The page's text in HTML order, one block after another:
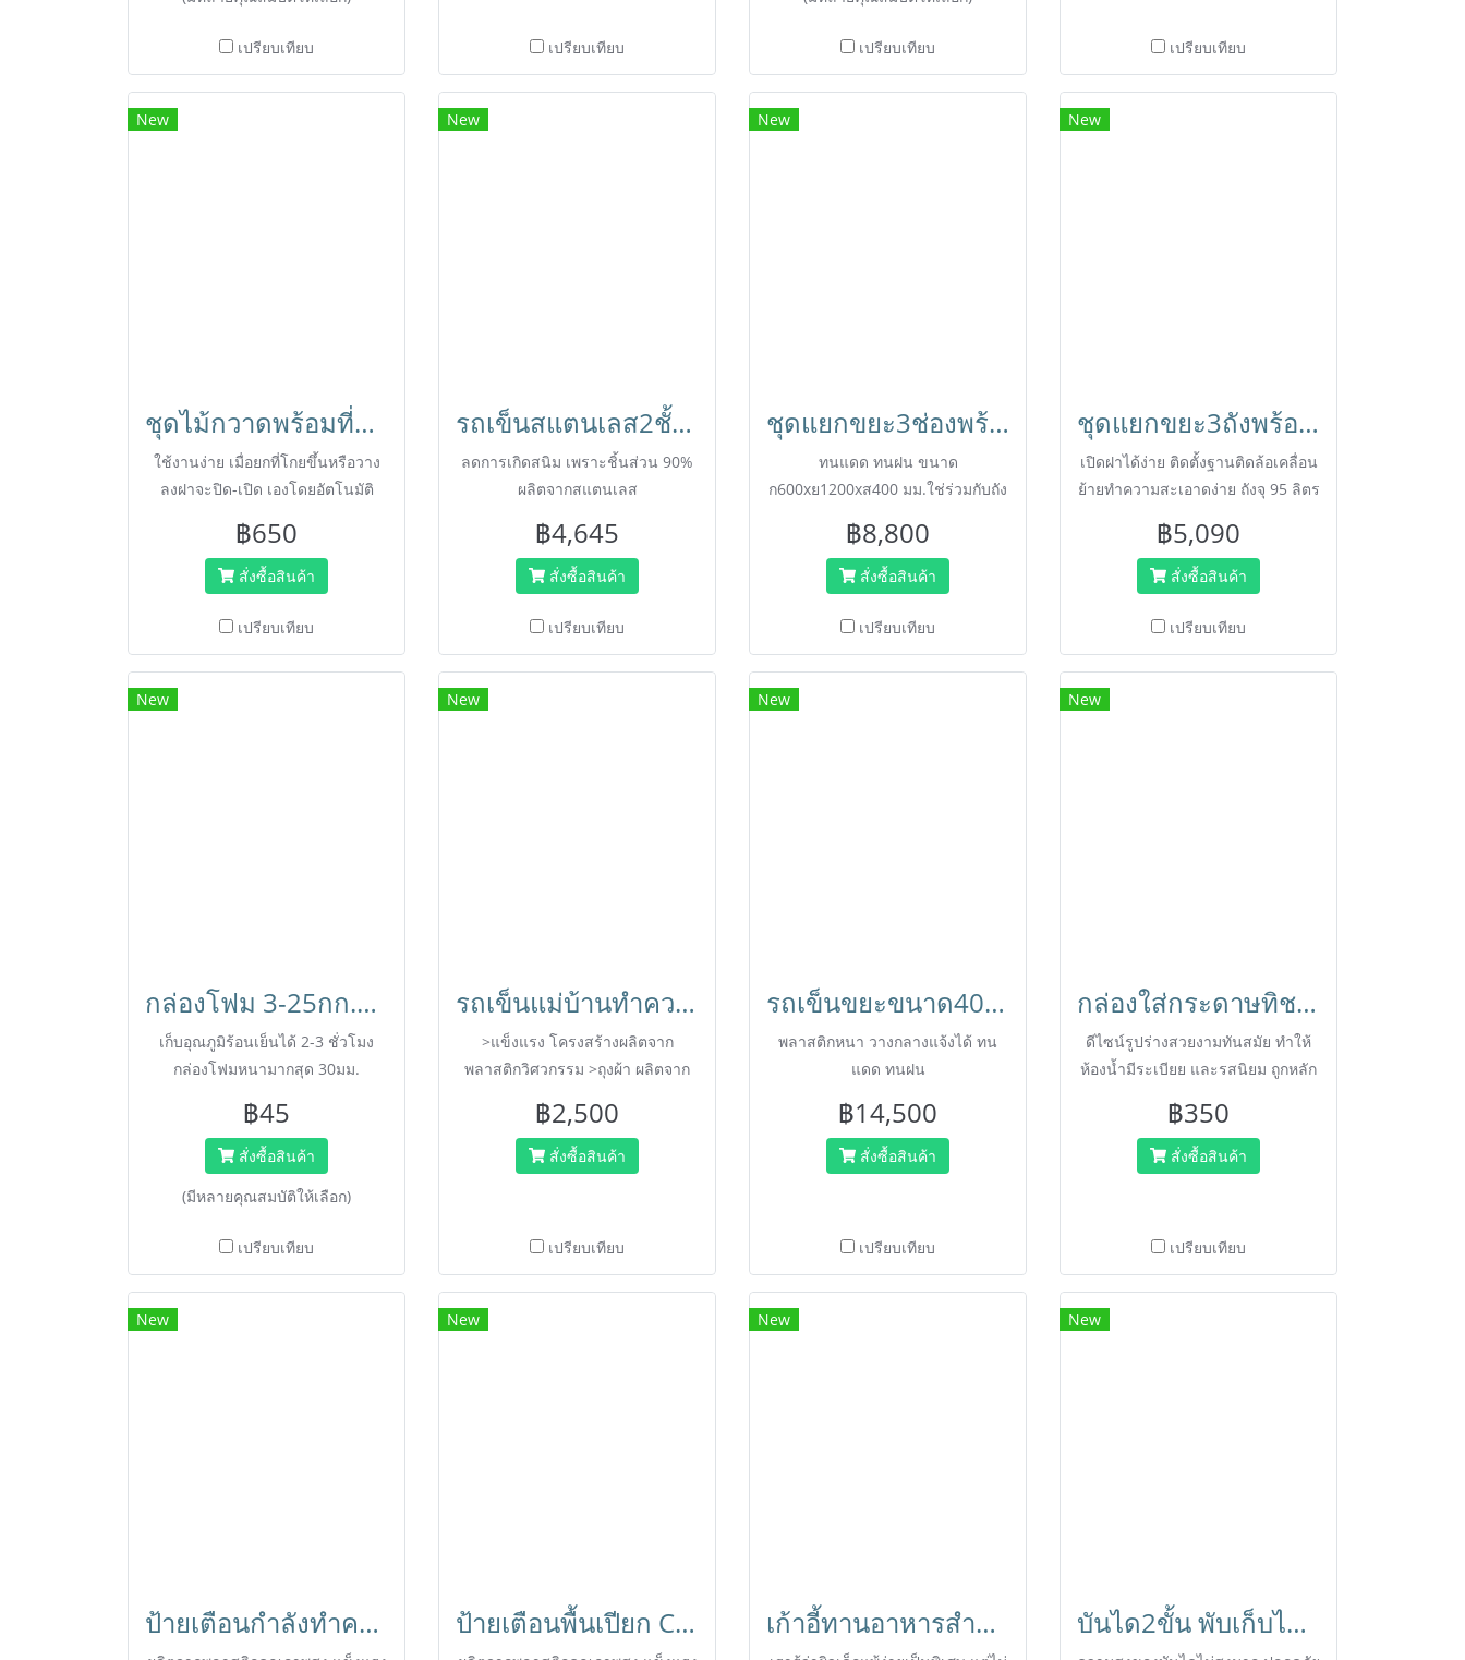
เปรียบเทียบ เปรียบเทียบ เปรียบเทียบ เปรียบเทียบ
New
ชุดไม้กวาดพร้อมที่โกยขยะมีฝาปิดอัตโนมัติ HORECAT
ใช้งานง่าย เมื่อยกที่โกยขึ้นหรือวาง
ลงฝาจะปิด-เปิด เองโดยอัตโนมัติ
฿650
สั่งซื้อสินค้า
เปรียบเทียบ
New
รถเข็นสแตนเลส2ชั้นขนาดใหญ่ 850x450x900 มม.มีที่กั้นกันของหล่น BX-M145M HORECAT
ลดการเกิดสนิม เพราะชิ้นส่วน 90%
ผลิตจากสแตนเลส
฿4,645
สั่งซื้อสินค้า
เปรียบเทียบ
New
ชุดแยกขยะ3ช่องพร้อมป้ายใช้นอกอาคารได้ โครงเหล็กพ่นสีอีพ๊อกซี่ Happy Move
ทนแดด ทนฝน ขนาด
ก600xย1200xส400 มม.ใช่ร่วมกับถัง
฿8,800
สั่งซื้อสินค้า
เปรียบเทียบ
New
ชุดแยกขยะ3ถังพร้อมป้าย ฐานติดล้อเคลื่อนย้ายได้ง่าย ถังขยะ ฐานวางถังขยะ Happy Move
เปิดฝาได้ง่าย ติดตั้งฐานติดล้อเคลื่อน
ย้ายทำความสะเอาดง่าย ถังจุ 95 ลิตร
฿5,090
สั่งซื้อสินค้า
เปรียบเทียบ
New
กล่องโฟม 3-25กก.มีฝาปิด กล่องเก็บอาหาร ลังโฟม กล่องเก็บความเย็น กล่องโฟมเก็บความเย็น กล่องลังโฟม สินค้าใหม่(มือ1)
เก็บอุณภูมิร้อนเย็นได้ 2-3 ชั่วโมง
กล่องโฟมหนามากสุด 30มม.
฿45
สั่งซื้อสินค้า
(มีหลายคุณสมบัติให้เลือก)
เปรียบเทียบ
New
รถเข็นแม่บ้านทำความสะอาด รถเข็นทำความสะอาด รถเข็นโรงแรม รถเข็นแม่บ้าน Janitor Trolley HORECAT 56398
>แข็งแรง โครงสร้างผลิตจาก
พลาสติกวิศวกรรม >ถุงผ้า ผลิตจาก
฿2,500
สั่งซื้อสินค้า
เปรียบเทียบ
New
รถเข็นขยะขนาด400ลิตร รถขนขยะแบบยกเทได้ ถังขยะพลาสติก Dumping Cart HORECAT
พลาสติกหนา วางกลางแจ้งได้ ทน
แดด ทนฝน
฿14,500
สั่งซื้อสินค้า
เปรียบเทียบ
New
กล่องใส่กระดาษทิชชู่ กล่องกระดาษทิชชูม้วนใหญ่ HORECAT 56329
ดีไซน์รูปร่างสวยงามทันสมัย ทำให้
ห้องน้ำมีระเบียย และรสนิยม ถูกหลัก
การเปลี่ยนกระดาษใหม่
฿350
สั่งซื้อสินค้า
เปรียบเทียบ
New
ป้ายเตือนกำลังทำความสะอาด Cleaning in progress ตรา HORECAT 56022
New
ป้ายเตือนพื้นเปียก CAUTION WET FLOOR ตรา HORECAT 56022
New
เก้าอี้ทานอาหารสำหรับเด็ก HORECAT 56053
New
บันได2ขั้น พับเก็บได้ สำหรับแม่บ้านทำความสะอาด HORECAT 56060